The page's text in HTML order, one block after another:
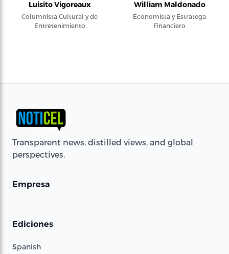
Luisito Vigoreaux
Columnista Cultural y de
Entretenimiento
William Maldonado
Economista y Estratega
Financiero
Transparent news, distilled views, and global
perspectives.
Empresa
Ediciones
Spanish